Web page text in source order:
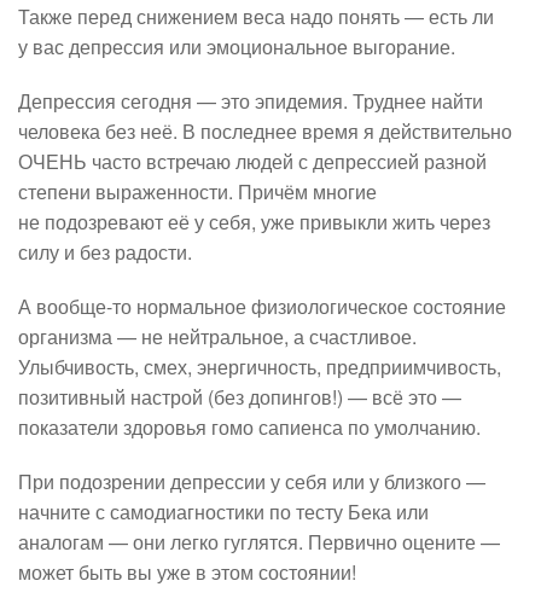
Также перед снижением веса надо понять — есть ли
у вас депрессия или эмоциональное выгорание.
Депрессия сегодня — это эпидемия. Труднее найти
человека без неё. В последнее время я действительно
ОЧЕНЬ часто встречаю людей с депрессией разной
степени выраженности. Причём многие
не подозревают её у себя, уже привыкли жить через
силу и без радости.
А вообще-то нормальное физиологическое состояние
организма — не нейтральное, а счастливое.
Улыбчивость, смех, энергичность, предприимчивость,
позитивный настрой (без допингов!) — всё это —
показатели здоровья гомо сапиенса по умолчанию.
При подозрении депрессии у себя или у близкого —
начните с самодиагностики по тесту Бека или
аналогам — они легко гуглятся. Первично оцените —
может быть вы уже в этом состоянии!